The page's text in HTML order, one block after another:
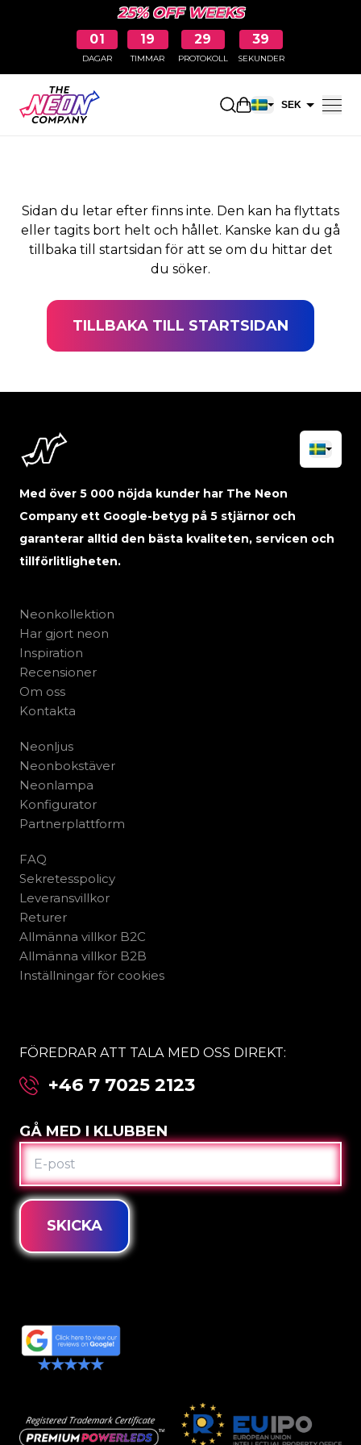
25% OFF WEEKS
01
DAGAR
19
TIMMAR
29
PROTOKOLL
38
SEKUNDER
ÖppnaSEK
SIDAN HITTADES INTE
Sidan du letar efter finns inte. Den kan ha flyttats
eller tagits bort helt och hållet. Kanske kan du gå
tillbaka till startsidan för att se om du hittar det
du söker.
TILLBAKA TILL STARTSIDAN
Med över 5 000 nöjda kunder har The Neon
Company ett Google-betyg på 5 stjärnor och
garanterar alltid den bästa kvaliteten, servicen och
tillförlitligheten.
Neonkollektion
Har gjort neon
Inspiration
Recensioner
Om oss
Kontakta
Neonljus
Neonbokstäver
Neonlampa
Konfigurator
Partnerplattform
FAQ
Sekretesspolicy
Leveransvillkor
Returer
Allmänna villkor B2C
Allmänna villkor B2B
Inställningar för cookies
FÖREDRAR ATT TALA MED OSS DIREKT:
+46 7 7025 2123
GÅ MED I KLUBBEN
E-
POST
SKICKA